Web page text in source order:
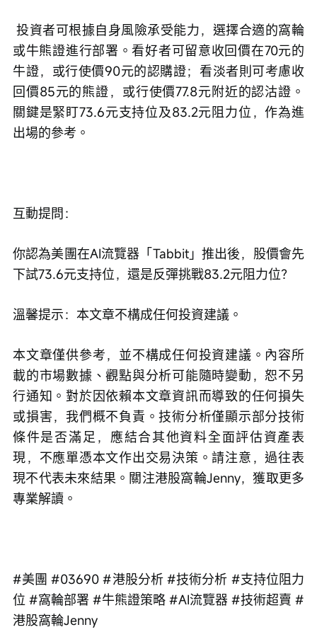
投資者可根據自身風險承受能力，選擇合適的窩輪
或牛熊證進行部署。看好者可留意收回價在70元的
牛證，或行使價90元的認購證；看淡者則可考慮收
回價85元的熊證，或行使價77.8元附近的認沽證。
關鍵是緊盯73.6元支持位及83.2元阻力位，作為進
出場的參考。
互動提問：
你認為美團在AI流覽器「Tabbit」推出後，股價會先
下試73.6元支持位，還是反彈挑戰83.2元阻力位？
溫馨提示：本文章不構成任何投資建議。
本文章僅供參考，並不構成任何投資建議。內容所
載的市場數據、觀點與分析可能隨時變動，恕不另
行通知。對於因依賴本文章資訊而導致的任何損失
或損害，我們概不負責。技術分析僅顯示部分技術
條件是否滿足，應結合其他資料全面評估資產表
現，不應單憑本文作出交易決策。請注意，過往表
現不代表未來結果。關注港股窩輪Jenny，獲取更多
專業解讀。
#美團 #03690 #港股分析 #技術分析 #支持位阻力
位 #窩輪部署 #牛熊證策略 #AI流覽器 #技術超賣 #
港股窩輪Jenny